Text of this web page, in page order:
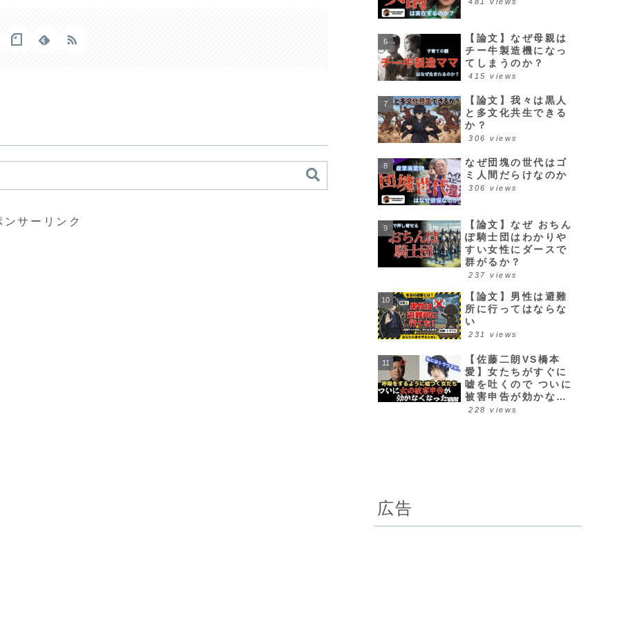
ンサーリンク
【論文】なぜ母親は
チー牛製造機になっ
てしまうのか？
415 views
【論文】我々は黒人
と多文化共生できる
か？
306 views
なぜ団塊の世代はゴ
ミ人間だらけなのか
306 views
【論文】なぜ おちん
ぽ騎士団はわかりや
すい女性にダースで
群がるか？
237 views
【論文】男性は避難
所に行ってはならな
い
231 views
【佐藤二朗VS橋本
愛】女たちがすぐに
嘘を吐くので ついに
被害申告が効かなく
なってきた件w
228 views
広告